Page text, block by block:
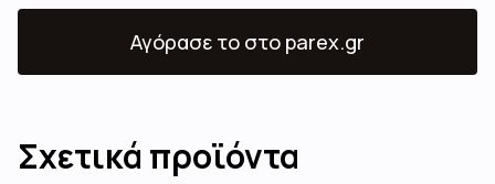
Αγόρασε το στο parex.gr
Σχετικά προϊόντα